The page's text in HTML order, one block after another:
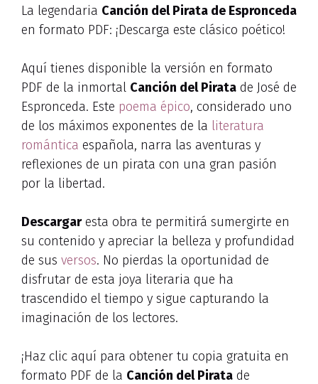
La legendaria Canción del Pirata de Espronceda
en formato PDF: ¡Descarga este clásico poético!
Aquí tienes disponible la versión en formato
PDF de la inmortal Canción del Pirata de José de
Espronceda. Este poema épico, considerado uno
de los máximos exponentes de la literatura
romántica española, narra las aventuras y
reflexiones de un pirata con una gran pasión
por la libertad.
Descargaresta obra te permitirá sumergirte en
su contenido y apreciar la belleza y profundidad
de sus versos. No pierdas la oportunidad de
disfrutar de esta joya literaria que ha
trascendido el tiempo y sigue capturando la
imaginación de los lectores.
¡Haz clic aquí para obtener tu copia gratuita en
formato PDF de la Canción del Pirata de